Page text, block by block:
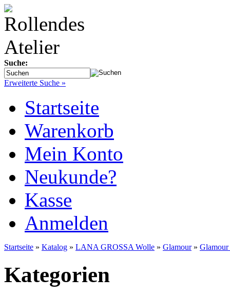
Suche:
Erweiterte Suche »
Startseite
Warenkorb
Mein Konto
Neukunde?
Kasse
Anmelden
Startseite » Katalog » LANA GROSSA Wolle » Glamour»
Kategorien